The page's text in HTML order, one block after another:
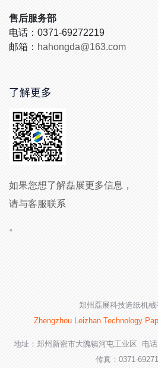
售后服务部
电话：0371-69272219
邮箱： hahongda@163.com
了解更多
如果您想了解磊展更多信息，
请与客服联系
。
郑州磊展科技造纸机械
Zhengzhou Leizhan Technology
地址：郑州新密市大隗镇河屯工业区 电
传真：0371-